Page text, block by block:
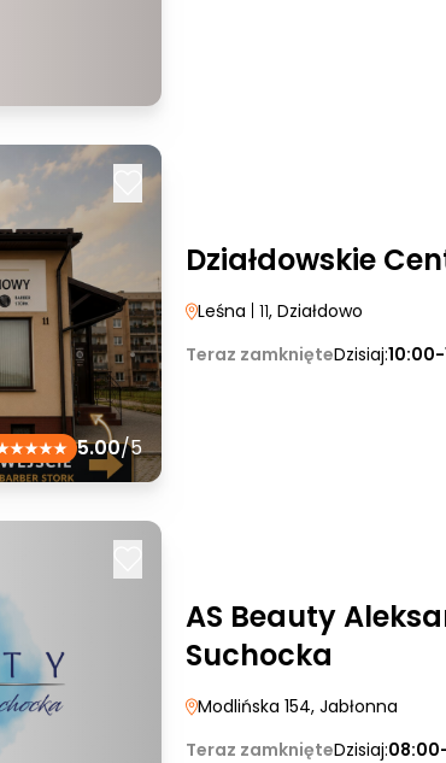
5.00/5
Działdowskie
Leśna | 11, Działdowo
Teraz zamknięteDzisiaj:
AS Beauty
Suchocka
Modlińska 154, Jabłonna
Teraz zamknięteDzisiaj: